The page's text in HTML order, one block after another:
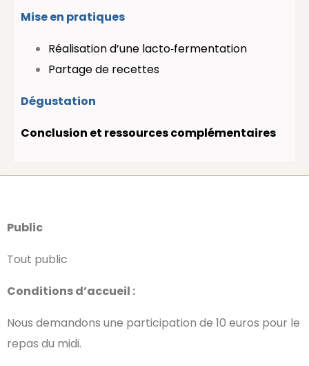
Mise en pratiques
Réalisation d’une lacto‑fermentation
Partage de recettes
Dégustation
Conclusion et ressources complémentaires
Public
Tout public
Conditions d’accueil :
Nous demandons une participation de 10 euros pour le
repas du midi.